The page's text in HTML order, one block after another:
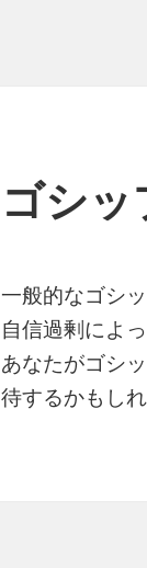
ゴシッ
一般的なゴシ
自信過剰によ
あなたがゴシ
待するかもし